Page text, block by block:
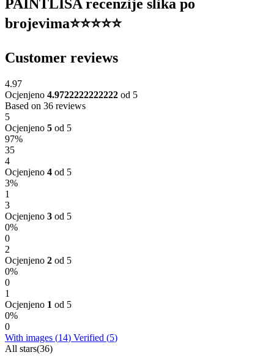
PAINTLISA recenzije slika po
brojevima⭐️⭐️⭐️⭐️⭐️
Customer reviews
4.97
Ocjenjeno 4.9722222222222 od 5
Based on 36 reviews
5
Ocjenjeno 5 od 5
97%
35
4
Ocjenjeno 4 od 5
3%
1
3
Ocjenjeno 3 od 5
0%
0
2
Ocjenjeno 2 od 5
0%
0
1
Ocjenjeno 1 od 5
0%
0
With images (14) Verified (5)
All stars(36)